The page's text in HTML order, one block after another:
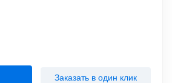
Заказать в один клик